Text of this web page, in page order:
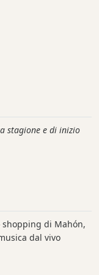
stagione e di inizio
di Mahón,
dal vivo